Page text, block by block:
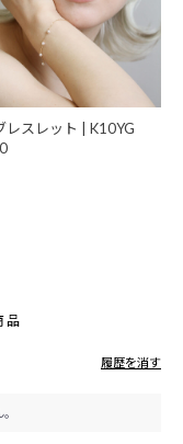
レスレット | K10YG
品
履歴を消す